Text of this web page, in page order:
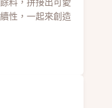
性，一起來創造